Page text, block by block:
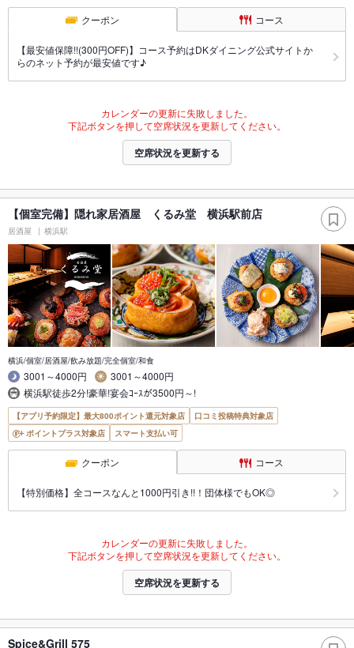
クーポン コース
【最安値保障!!(300円OFF)】コース予約はDKダイニング公式サイトか
らのネット予約が最安値です♪
カレンダーの更新に失敗しました。
下記ボタンを押して空席状況を更新してください。
空席状況を更新する
【個室完備】隠れ家居酒屋 くるみ堂 横浜駅前店
居酒屋 横浜駅
横浜/個室/居酒屋/飲み放題/完全個室/和食
3001～4000円
3001～4000円
横浜駅徒歩2分!豪華!宴会ｺｰｽが3500円～!
【アプリ予約限定】最大800ポイント還元対象店
口コミ投稿特典対象店
ポイントプラス対象店
スマート支払い可
クーポン コース
【特別価格】全コースなんと1000円引き!!！団体様でもOK◎
カレンダーの更新に失敗しました。
下記ボタンを押して空席状況を更新してください。
空席状況を更新する
Spice&Grill 575